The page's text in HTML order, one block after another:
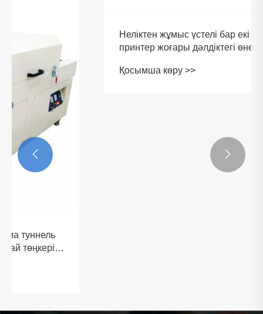
Неліктен жұмыс үстелі бар екі түсті
принтер жоғары дәлдіктегі өнеркәсіптік
 